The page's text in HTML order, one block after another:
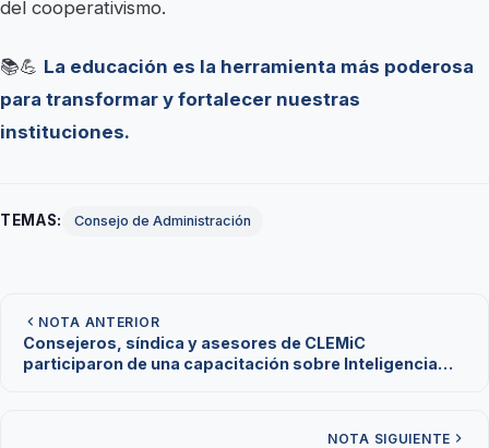
del cooperativismo.
📚💪 La educación es la herramienta más poderosa
para transformar y fortalecer nuestras
instituciones.
TEMAS: Consejo de Administración
NOTA ANTERIOR
Consejeros, síndica y asesores de CLEMiC
participaron de una capacitación sobre Inteligencia
NOTA SIGUIENTE